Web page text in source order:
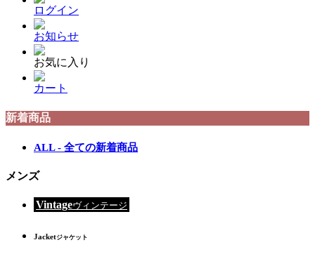
ログイン
お知らせ
お気に入り
カート
新着商品
ALL - 全ての新着商品
メンズ
Vintageヴィンテージ
Jacketジャケット